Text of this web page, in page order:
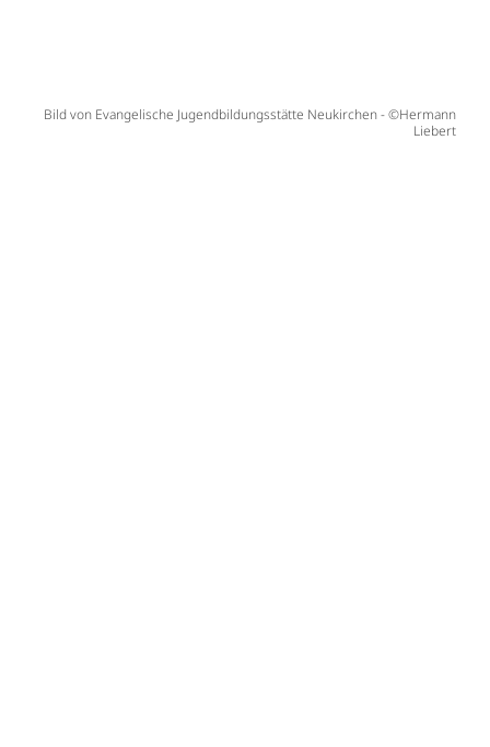
Bild von Evangelische Jugendbildungsstätte Neukirchen - ©Hermann
Liebert